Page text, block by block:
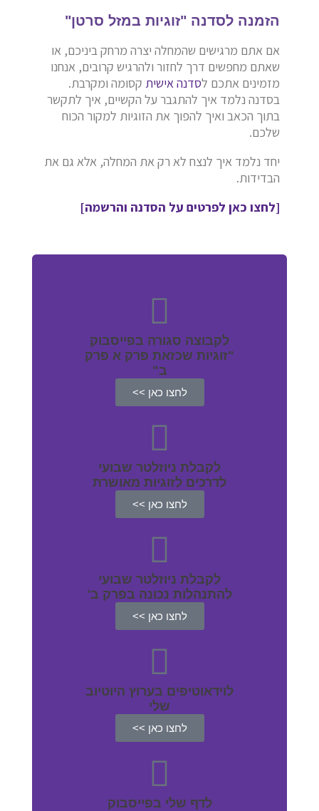
הזמנה לסדנה "זוגיות במזל סרטן"
אם אתם מרגישים שהמחלה יצרה מרחק ביניכם, או
שאתם מחפשים דרך לחזור ולהרגיש קרובים, אנחנו
מזמינים אתכם לסדנה אישית קסומה ומקרבת.
בסדנה נלמד איך להתגבר על הקשיים, איך לתקשר
בתוך הכאב ואיך להפוך את הזוגיות למקור הכוח
שלכם.
יחד נלמד איך לנצח לא רק את המחלה, אלא גם את
הבדידות.
[לחצו כאן לפרטים על הסדנה והרשמה]
לקבוצה סגורה בפייסבוק
"זוגיות שכזאת פרק א פרק
ב"
לחצו כאן >>
לקבלת ניוזלטר שבועי
לדרכים לזוגיות מאושרת
לחצו כאן >>
לקבלת ניוזלטר שבועי
להתנהלות נכונה בפרק ב'
לחצו כאן >>
לוידאוטיפים בערוץ היוטיוב
שלי
לחצו כאן >>
לדף שלי בפייסבוק